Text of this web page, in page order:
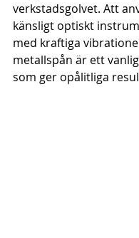
verkstadsgolvet. Att
känsligt optiskt
med kraftiga
metallspån är ett
som ger opålitliga